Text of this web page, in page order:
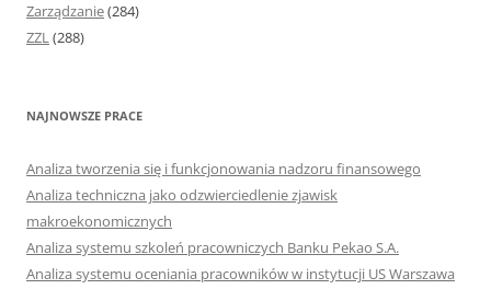
Zarządzanie(284)
ZZL(288)
NAJNOWSZE PRACE
Analiza tworzenia się i funkcjonowania nadzoru finansowego
Analiza techniczna jako odzwierciedlenie zjawisk
makroekonomicznych
Analiza systemu szkoleń pracowniczych Banku Pekao S.A.
Analiza systemu oceniania pracowników w instytucji US Warszawa